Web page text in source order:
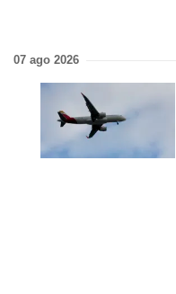
07 ago 2026